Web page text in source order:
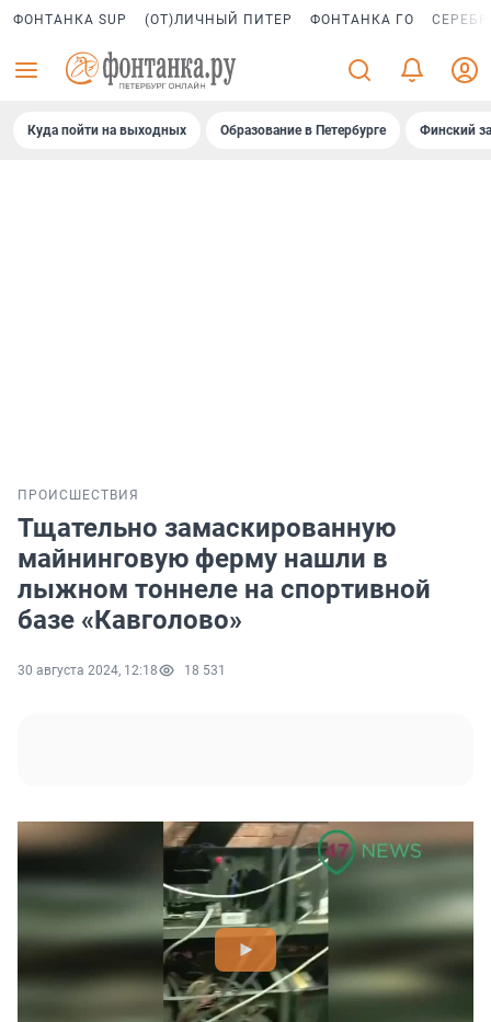
ФОНТАНКА SUP (ОТ)ЛИЧНЫЙ ПИТЕР ФОНТАНКА ГО
Куда пойти на выходных Образование в Петербурге Финский
ПРОИСШЕСТВИЯ
Тщательно замаскированную
майнинговую ферму нашли в
лыжном тоннеле на спортивной
базе «Кавголово»
30 августа 2024, 12:18 18 531